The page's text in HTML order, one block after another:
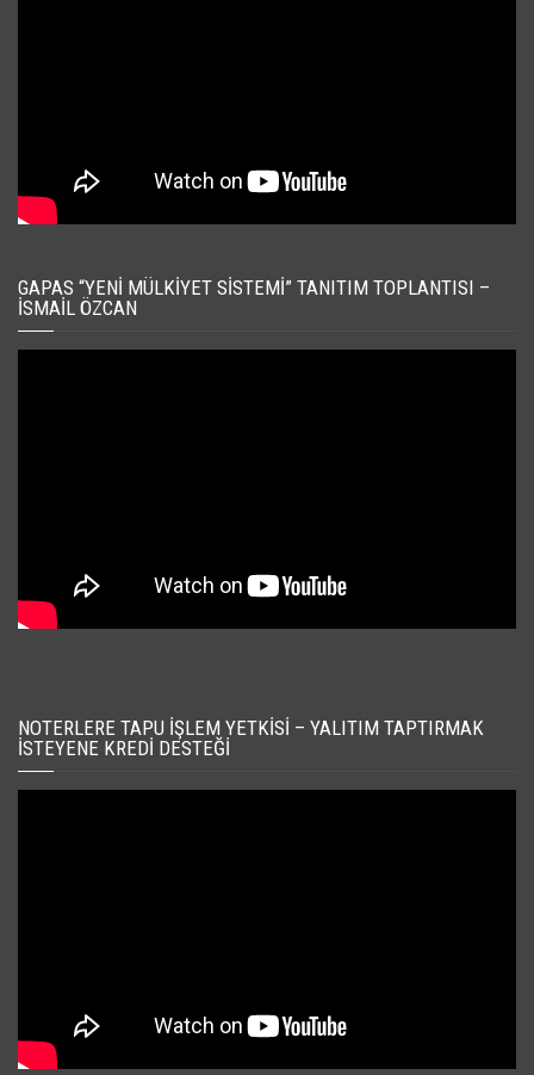
GAPAS “YENI MÜLKIYET SISTEMI” TANITIM TOPLANTISI –
İSMAIL ÖZCAN
NOTERLERE TAPU İŞLEM YETKISI – YALITIM TAPTIRMAK
İSTEYENE KREDI DESTEĞI